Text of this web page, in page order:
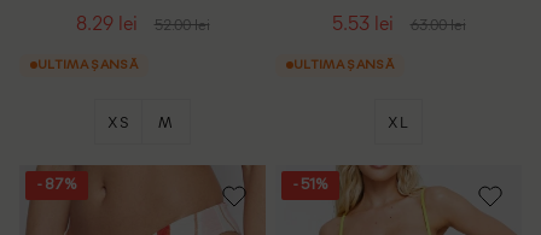
8.29 lei 52.00 lei
ULTIMA ȘANSĂ
XS M
5.53 lei 63.00 lei
ULTIMA ȘANSĂ
XL
- 87% - 51%